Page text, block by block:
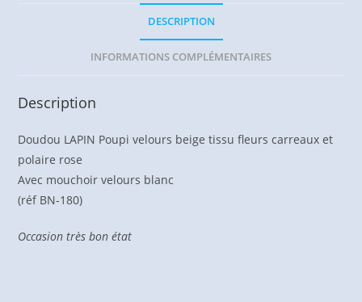
DESCRIPTION
INFORMATIONS COMPLÉMENTAIRES
Description
Doudou LAPIN Poupi velours beige tissu fleurs carreaux et
polaire rose
Avec mouchoir velours blanc
(réf BN-180)
Occasion très bon état